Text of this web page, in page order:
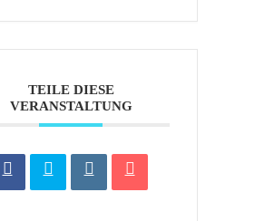
TEILE DIESE
VERANSTALTUNG